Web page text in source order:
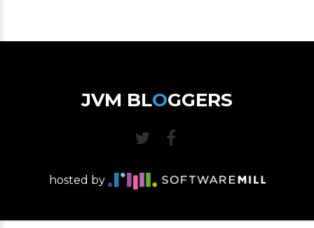
JVM BLOGGERS
hosted by